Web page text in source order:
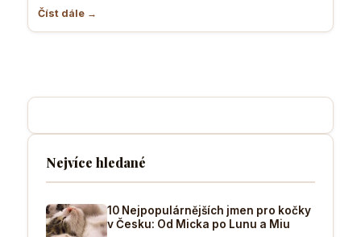
Číst dále →
Nejvíce hledané
10 Nejpopulárnějších jmen pro kočky
v Česku: Od Micka po Lunu a Miu